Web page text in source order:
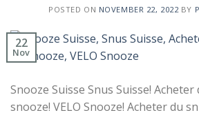
POSTED ON NOVEMBER 22, 2022 BY
22
Nov
Snooze Suisse Snus Suisse!
snooze! VELO Snooze! Acheter du